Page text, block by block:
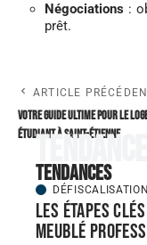
Négociations :
prêt.
ARTICLE
Votre guide ultime pour le
étudiant à saint-Étienne
Tendances
Tendances
DÉFISCALISATION
Les étapes
meublé